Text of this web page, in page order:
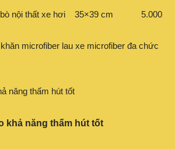
bò nội thất xe hơi 35×39 cm 5.000
microfiber lau xe microfiber đa chức
năng thấm hút tốt
khả năng thấm hút tốt